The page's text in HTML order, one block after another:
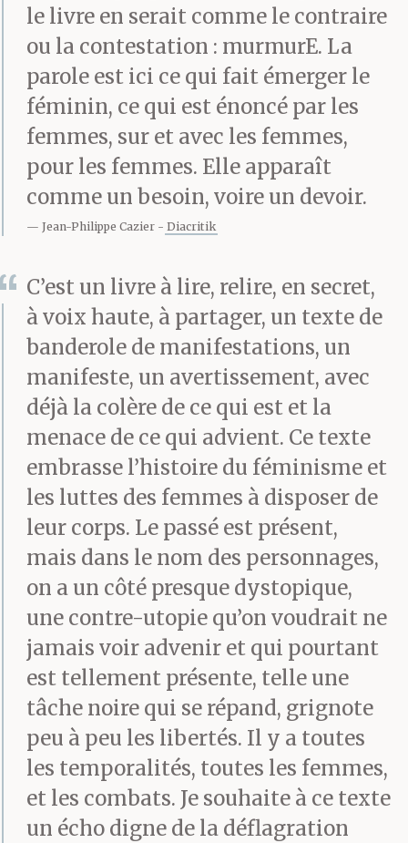
Egouttoir Vêtements
Chaises Fil à linge
Epingles Serviettes
Lavabo Miroir Mascara
Savon Dentifrice
Brosses à dent Chiotte
Mur Mur Mur Mur
Pas que les murs qui se
rapprochent : le plafond
aussi menace. Vivre en
cellule comme sous une
semelle de botte.
Crantée, qui vous
écraserait pareil qu’un
insecte. Plafond et murs
se contractent.
Compressent.
Compriment. Un jour
viendra où ma cage
thoracique finira par
le livre en serait comme le contraire
ou la contestation : murmurE. La
parole est ici ce qui fait émerger le
féminin, ce qui est énoncé par les
femmes, sur et avec les femmes,
pour les femmes. Elle apparaît
comme un besoin, voire un devoir.
Jean-Philippe Cazier Diacritik
C’est un livre à lire, relire, en secret,
à voix haute, à partager, un texte de
banderole de manifestations, un
manifeste, un avertissement, avec
déjà la colère de ce qui est et la
menace de ce qui advient. Ce texte
embrasse l’histoire du féminisme et
les luttes des femmes à disposer de
leur corps. Le passé est présent,
mais dans le nom des personnages,
on a un côté presque dystopique,
une contre-utopie qu’on voudrait ne
jamais voir advenir et qui pourtant
est tellement présente, telle une
tâche noire qui se répand, grignote
peu à peu les libertés. Il y a toutes
les temporalités, toutes les femmes,
et les combats. Je souhaite à ce texte
un écho digne de la déflagration